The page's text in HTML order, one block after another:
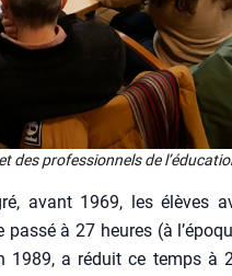
des pro­fes­sion­nels de
avant 1969, les élèves
à 27 heures (à
a réduit ce temps à